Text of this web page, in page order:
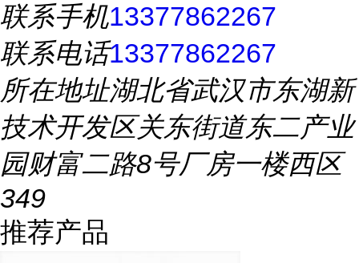
联系手机13377862267
联系电话13377862267
所在地址湖北省武汉市东湖新
技术开发区关东街道东二产业
园财富二路8号厂房一楼西区
349
推荐产品